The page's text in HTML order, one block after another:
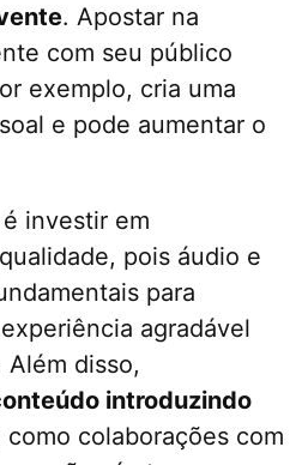
. Apostar na
com seu público
exemplo, cria uma
e pode aumentar o
investir em
pois áudio e
para
agradável
Além disso,
introduzindo
como colaborações com